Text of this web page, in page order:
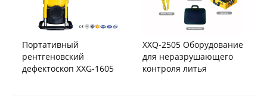
Портативный
рентгеновский
дефектоскоп XXG-1605
XXQ-2505 Оборудование
для неразрушающего
контроля литья